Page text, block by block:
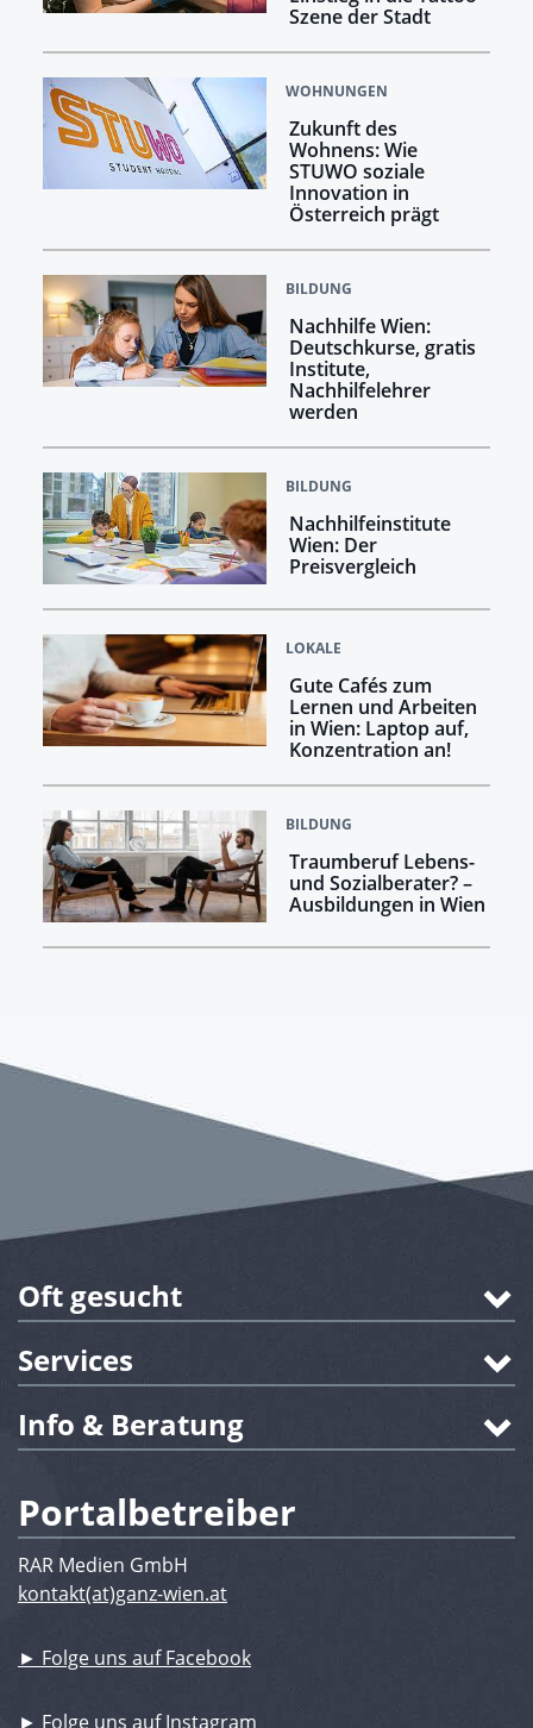
Szene der Stadt
WOHNUNGEN
Zukunft des
Wohnens: Wie
STUWO soziale
Innovation in
Österreich prägt
BILDUNG
Nachhilfe Wien:
Deutschkurse, gratis
Institute,
Nachhilfelehrer
werden
BILDUNG
Nachhilfeinstitute
Wien: Der
Preisvergleich
LOKALE
Gute Cafés zum
Lernen und Arbeiten
in Wien: Laptop auf,
Konzentration an!
BILDUNG
Traumberuf Lebens-
und Sozialberater? –
Ausbildungen in Wien
Oft gesucht
Services
Info & Beratung
Portalbetreiber
RAR Medien GmbH
kontakt(at)ganz-wien.at
► Folge uns auf Facebook
► Folge uns auf Instagram